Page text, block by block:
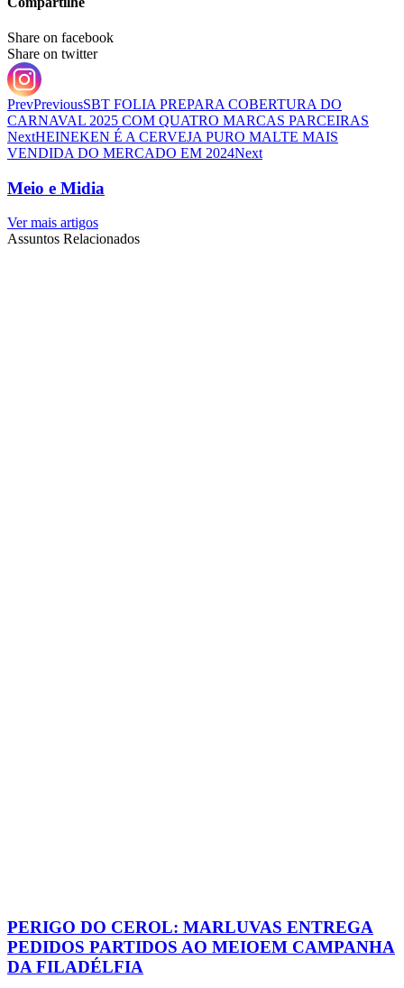
Share on facebook
Share on twitter
PrevPreviousSBT FOLIA PREPARA COBERTURA DO
CARNAVAL 2025 COM QUATRO MARCAS PARCEIRAS
NextHEINEKEN É A CERVEJA PURO MALTE MAIS
VENDIDA DO MERCADO EM 2024Next
Meio e Midia
Ver mais artigos
Assuntos Relacionados
PERIGO DO CEROL: MARLUVAS ENTREGA
PEDIDOS PARTIDOS AO MEIOEM CAMPANHA
DA FILADÉLFIA